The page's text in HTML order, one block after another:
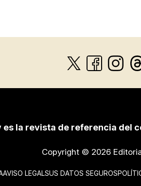
es la revista de referencia del
Copyright © 2026
AVISO LEGALSUS DATOS SEGUROS